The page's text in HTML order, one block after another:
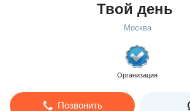
Твой день
Москва
Организация
Позвонить